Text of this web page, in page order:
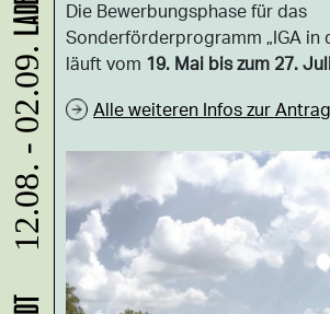
Die Bewerbungsphase für das
Sonderförderprogramm „IGA in
läuft vom 19. Mai bis zum 27.
Alle weiteren Infos zur
12.08. - 02.09.